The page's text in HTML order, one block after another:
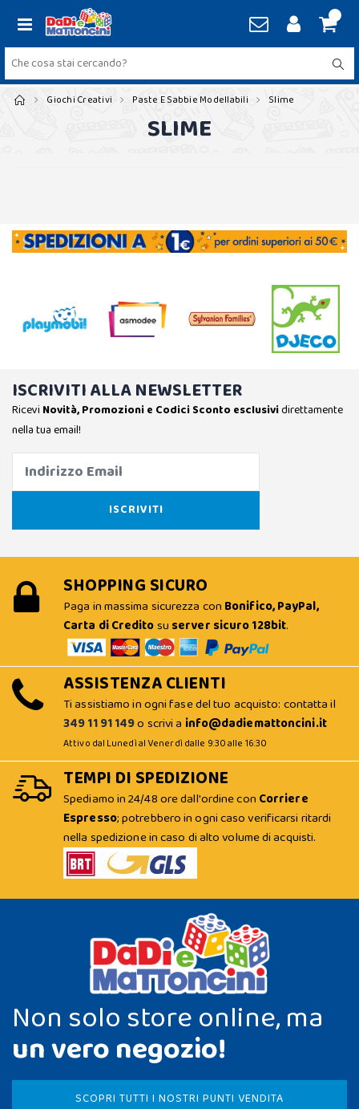
Giochi Creativi Paste E Sabbie Modellabili Slime
SLIME
ISCRIVITI ALLA NEWSLETTER
Ricevi Novità, Promozioni e Codici Sconto esclusividirettamente
nella tua email!
SHOPPING SICURO
Paga in massima sicurezza con Bonifico, PayPal,
Carta di Creditosu server sicuro 128bit.
ASSISTENZA CLIENTI
Ti assistiamo in ogni fase del tuo acquisto: contatta il
349 11 91 149o scrivi a info@dadiemattoncini.it
Attivo dal Lunedì al Venerdì dalle 9:30 alle 16:30
TEMPI DI SPEDIZIONE
Spediamo in 24/48 ore dall'ordine con Corriere
Espresso; potrebbero in ogni caso verificarsi ritardi
nella spedizione in caso di alto volume di acquisti.
Non solo store online, ma
un vero negozio!
SCOPRI TUTTI I NOSTRI PUNTI VENDITA